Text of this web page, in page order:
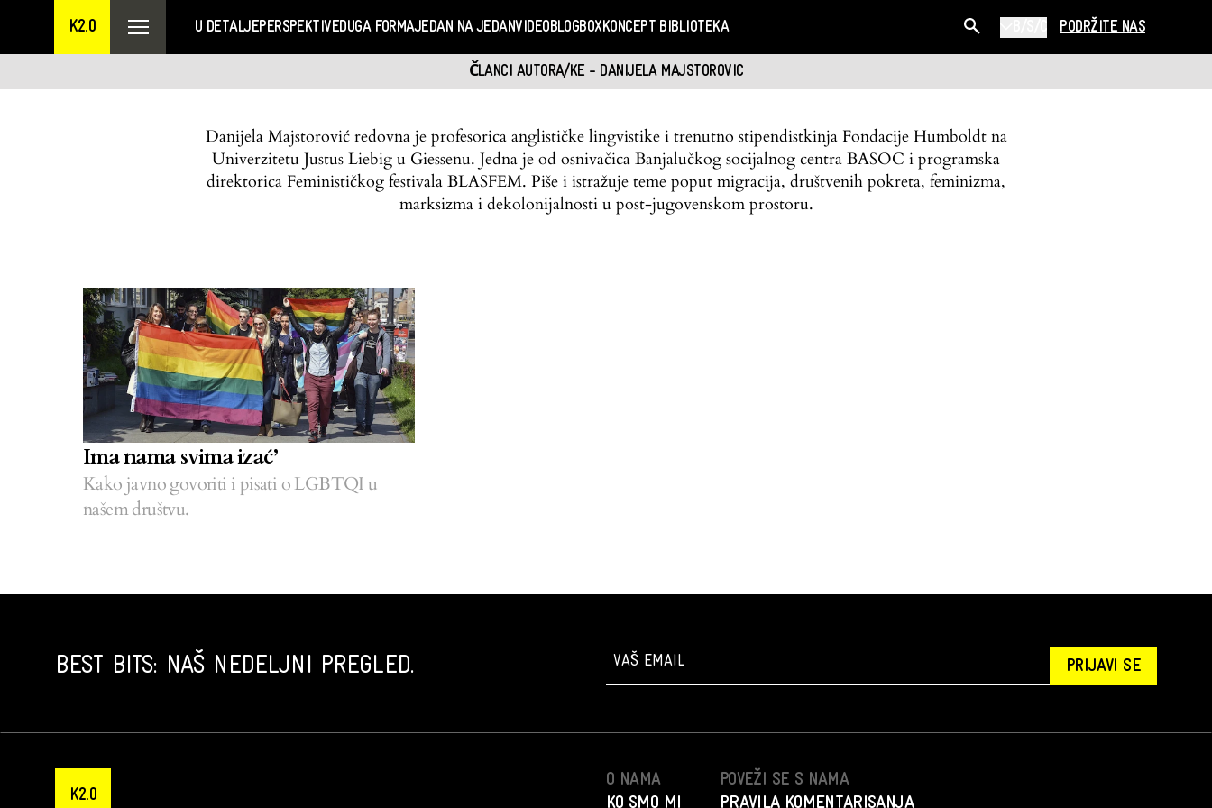
K2.0 U DETALJEPERSPEKTIVEDUGA FORMAJEDAN NA JEDANVIDEOBLOGBOXKONCEPT BIBLIOTEKA PODRŽITE NAS
ČLANCI AUTORA/KE - DANIJELA MAJSTOROVIC
Danijela Majstorović redovna je profesorica anglističke lingvistike i trenutno stipendistkinja Fondacije Humboldt na
Univerzitetu Justus Liebig u Giessenu. Jedna je od osnivačica Banjalučkog socijalnog centra BASOC i programska
direktorica Feminističkog festivala BLASFEM. Piše i istražuje teme poput migracija, društvenih pokreta, feminizma,
marksizma i dekolonijalnosti u post-jugovenskom prostoru.
Ima nama svima izać’
Kako javno govoriti i pisati o LGBTQI u
našem društvu.
BEST BITS: NAŠ NEDELJNI PREGLED. PRIJAVI SE
K2.0
O NAMA
KO SMO MI
POVEŽI SE S NAMA
PRAVILA KOMENTARISANJA